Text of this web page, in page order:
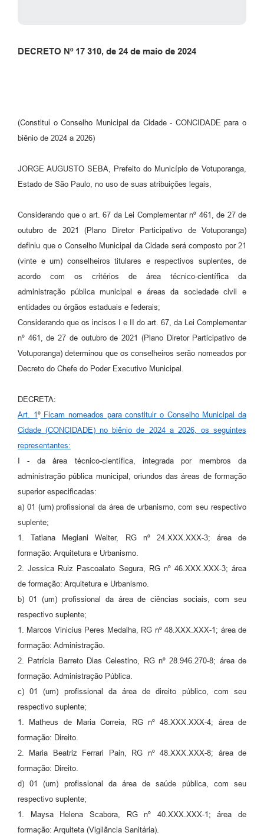
DECRETO Nº 17 310, de 24 de maio de 2024
(Constitui o Conselho Municipal da Cidade - CONCIDADE para o
biênio de 2024 a 2026)
JORGE AUGUSTO SEBA, Prefeito do Município de Votuporanga,
Estado de São Paulo, no uso de suas atribuições legais,
Considerando que o art. 67 da Lei Complementar nº 461, de 27 de
outubro de 2021 (Plano Diretor Participativo de Votuporanga)
definiu que o Conselho Municipal da Cidade será composto por 21
(vinte e um) conselheiros titulares e respectivos suplentes, de
acordo com os critérios de área técnico-científica da
administração pública municipal e áreas da sociedade civil e
entidades ou órgãos estaduais e federais;
Considerando que os incisos I e II do art. 67, da Lei Complementar
nº 461, de 27 de outubro de 2021 (Plano Diretor Participativo de
Votuporanga) determinou que os conselheiros serão nomeados por
Decreto do Chefe do Poder Executivo Municipal.
DECRETA:
Art. 1 ºFicam nomeados para constituir o Conselho Municipal da
Cidade (CONCIDADE) no biênio de 2024 a 2026, os seguintes
representantes:
I - da área técnico-científica, integrada por membros da
administração pública municipal, oriundos das áreas de formação
superior especificadas:
a) 01 (um) profissional da área de urbanismo, com seu respectivo
suplente;
1. Tatiana Megiani Welter, RG nº 24.XXX.XXX-3; área de
formação: Arquitetura e Urbanismo.
2. Jessica Ruiz Pascoalato Segura, RG nº 46.XXX.XXX-3; área
de formação: Arquitetura e Urbanismo.
b) 01 (um) profissional da área de ciências sociais, com seu
respectivo suplente;
1. Marcos Vinicius Peres Medalha, RG nº 48.XXX.XXX-1; área de
formação: Administração.
2. Patrícia Barreto Dias Celestino, RG nº 28.946.270-8; área de
formação: Administração Pública.
c) 01 (um) profissional da área de direito público, com seu
respectivo suplente;
1. Matheus de Maria Correia, RG nº 48.XXX.XXX-4; área de
formação: Direito.
2. Maria Beatriz Ferrari Pain, RG nº 48.XXX.XXX-8; área de
formação: Direito.
d) 01 (um) profissional da área de saúde pública, com seu
respectivo suplente;
1. Maysa Helena Scabora, RG nº 40.XXX.XXX-1; área de
formação: Arquiteta (Vigilância Sanitária).